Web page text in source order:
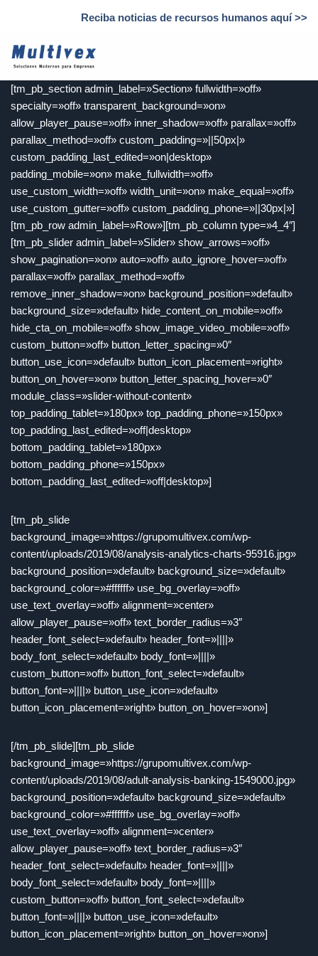
al
contenido
Reciba noticias de recursos humanos aquí >>
[tm_pb_section admin_label=»Section» fullwidth=»off»
specialty=»off» transparent_background=»on»
allow_player_pause=»off» inner_shadow=»off» parallax=»off»
parallax_method=»off» custom_padding=»||50px|»
custom_padding_last_edited=»on|desktop»
padding_mobile=»on» make_fullwidth=»off»
use_custom_width=»off» width_unit=»on» make_equal=»off»
use_custom_gutter=»off» custom_padding_phone=»||30px|»]
[tm_pb_row admin_label=»Row»][tm_pb_column type=»4_4″]
[tm_pb_slider admin_label=»Slider» show_arrows=»off»
show_pagination=»on» auto=»off» auto_ignore_hover=»off»
parallax=»off» parallax_method=»off»
remove_inner_shadow=»on» background_position=»default»
background_size=»default» hide_content_on_mobile=»off»
hide_cta_on_mobile=»off» show_image_video_mobile=»off»
custom_button=»off» button_letter_spacing=»0″
button_use_icon=»default» button_icon_placement=»right»
button_on_hover=»on» button_letter_spacing_hover=»0″
module_class=»slider-without-content»
top_padding_tablet=»180px» top_padding_phone=»150px»
top_padding_last_edited=»off|desktop»
bottom_padding_tablet=»180px»
bottom_padding_phone=»150px»
bottom_padding_last_edited=»off|desktop»]
[tm_pb_slide
background_image=»https://grupomultivex.com/wp-
content/uploads/2019/08/analysis-analytics-charts-95916.jpg»
background_position=»default» background_size=»default»
background_color=»#ffffff» use_bg_overlay=»off»
use_text_overlay=»off» alignment=»center»
allow_player_pause=»off» text_border_radius=»3″
header_font_select=»default» header_font=»||||»
body_font_select=»default» body_font=»||||»
custom_button=»off» button_font_select=»default»
button_font=»||||» button_use_icon=»default»
button_icon_placement=»right» button_on_hover=»on»]
[/tm_pb_slide][tm_pb_slide
background_image=»https://grupomultivex.com/wp-
content/uploads/2019/08/adult-analysis-banking-1549000.jpg»
background_position=»default» background_size=»default»
background_color=»#ffffff» use_bg_overlay=»off»
use_text_overlay=»off» alignment=»center»
allow_player_pause=»off» text_border_radius=»3″
header_font_select=»default» header_font=»||||»
body_font_select=»default» body_font=»||||»
custom_button=»off» button_font_select=»default»
button_font=»||||» button_use_icon=»default»
button_icon_placement=»right» button_on_hover=»on»]